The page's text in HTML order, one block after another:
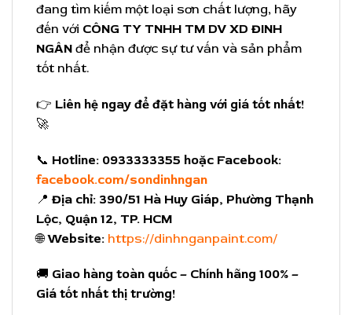
đang tìm kiếm một loại sơn chất lượng, hãy
đến với CÔNG TY TNHH TM DV XD ĐINH
NGÂN để nhận được sự tư vấn và sản phẩm
tốt nhất.
👉 Liên hệ ngay để đặt hàng với giá tốt nhất!
🚀
📞 Hotline: 0933333355 hoặc Facebook:
facebook.com/sondinhngan
📍Địa chỉ: 390/51 Hà Huy Giáp, Phường Thạnh
Lộc, Quận 12, TP. HCM
🌐Website: https://dinhnganpaint.com/
🚚 Giao hàng toàn quốc – Chính hãng 100% –
Giá tốt nhất thị trường!